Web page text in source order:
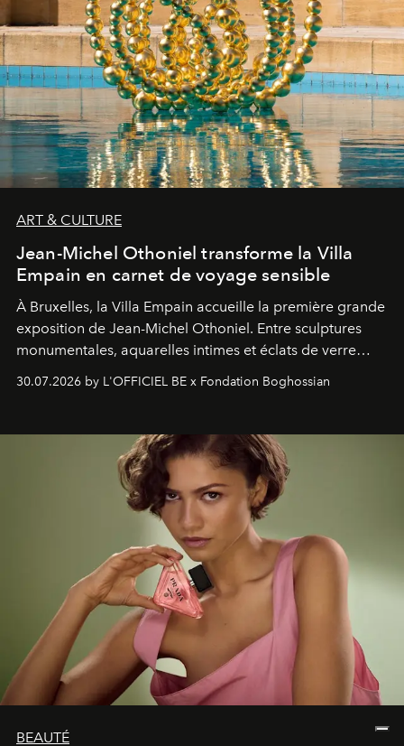
ART & CULTURE
Jean-Michel Othoniel transforme la Villa
Empain en carnet de voyage sensible
À Bruxelles, la Villa Empain accueille la première grande
exposition de Jean-Michel Othoniel. Entre sculptures
monumentales, aquarelles intimes et éclats de verre
soufflé, l’artiste français compose un itinéraire
émotionnel où chaque œuvre devient le souvenir
émerveillement.
30.07.2026 by L'OFFICIEL BE x Fondation Boghossian
BEAUTÉ